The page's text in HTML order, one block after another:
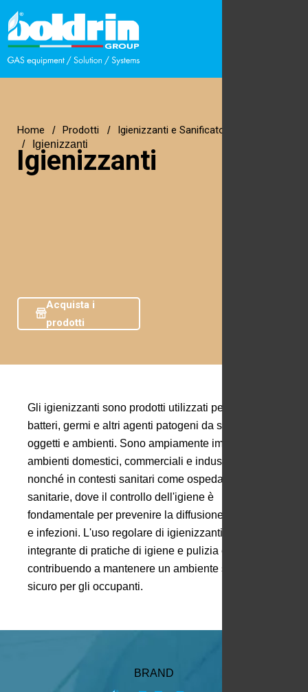
Home Prodotti Igienizzanti e Sanificatori per Ambienti
Igienizzanti
Igienizzanti
Acquista i
prodotti
Gli igienizzanti sono prodotti utilizzati per eliminare
batteri, germi e altri agenti patogeni da superfici,
oggetti e ambienti. Sono ampiamente impiegati in
ambienti domestici, commerciali e industriali,
nonché in contesti sanitari come ospedali e strutture
sanitarie, dove il controllo dell'igiene è
fondamentale per prevenire la diffusione di malattie
e infezioni. L'uso regolare di igienizzanti è parte
integrante di pratiche di igiene e pulizia efficaci,
contribuendo a mantenere un ambiente sano e
sicuro per gli occupanti.
BRAND